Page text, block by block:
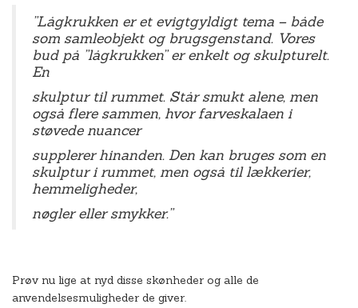
”Lågkrukken er et evigtgyldigt tema – både
som samleobjekt og brugsgenstand. Vores
bud på ”lågkrukken” er enkelt og skulpturelt.
En
skulptur til rummet. Står smukt alene, men
også flere sammen, hvor farveskalaen i
støvede nuancer
supplerer hinanden. Den kan bruges som en
skulptur i rummet, men også til lækkerier,
hemmeligheder,
nøgler eller smykker.”
Prøv nu lige at nyd disse skønheder og alle de
anvendelsesmuligheder de giver.